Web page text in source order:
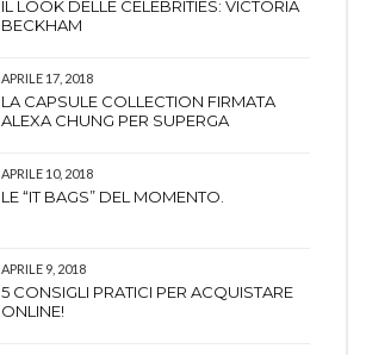
IL LOOK DELLE CELEBRITIES: VICTORIA
BECKHAM
APRILE 17, 2018
LA CAPSULE COLLECTION FIRMATA
ALEXA CHUNG PER SUPERGA
APRILE 10, 2018
LE “IT BAGS” DEL MOMENTO.
APRILE 9, 2018
5 CONSIGLI PRATICI PER ACQUISTARE
ONLINE!